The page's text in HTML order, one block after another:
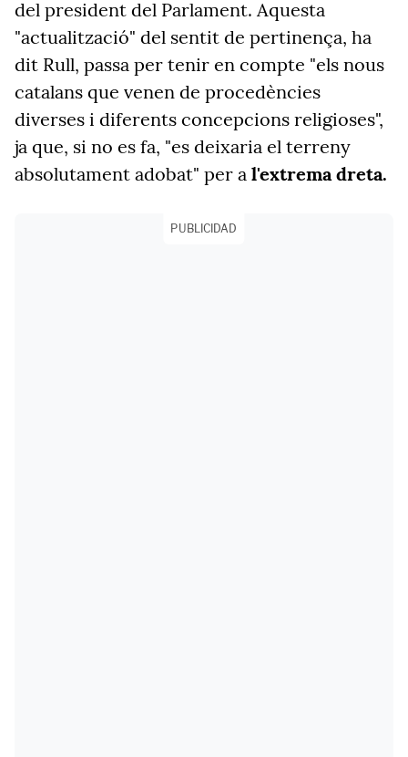
del president del Parlament. Aquesta
"actualització" del sentit de pertinença, ha
dit Rull, passa per tenir en compte "els nous
catalans que venen de procedències
diverses i diferents concepcions religioses",
ja que, si no es fa, "es deixaria el terreny
absolutament adobat" per a l'extrema dreta.
PUBLICIDAD